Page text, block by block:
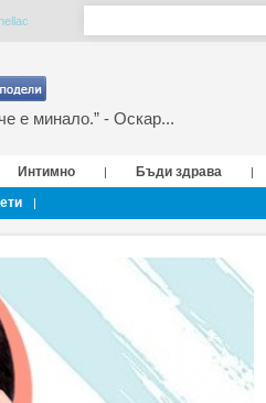
е минало.” - Оскар...
Интимно | Бъди здрава |
|